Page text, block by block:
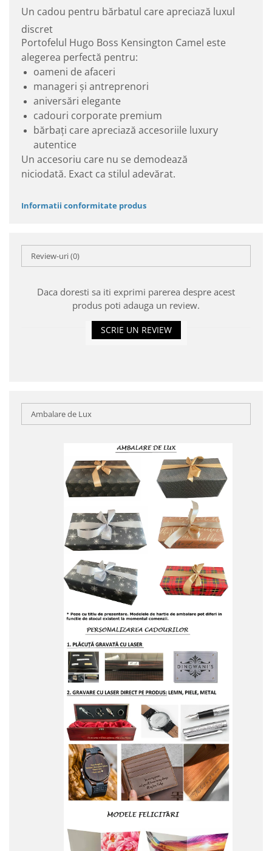
Un cadou pentru bărbatul care apreciază luxul
discret
Portofelul Hugo Boss Kensington Camel este
alegerea perfectă pentru:
oameni de afaceri
manageri și antreprenori
aniversări elegante
cadouri corporate premium
bărbați care apreciază accesoriile luxury
autentice
Un accesoriu care nu se demodează
niciodată. Exact ca stilul adevărat.
Informatii conformitate produs
Review-uri(0)
Daca doresti sa iti exprimi parerea despre acest
produs poti adauga un review.
SCRIE UN REVIEW
Ambalare de Lux